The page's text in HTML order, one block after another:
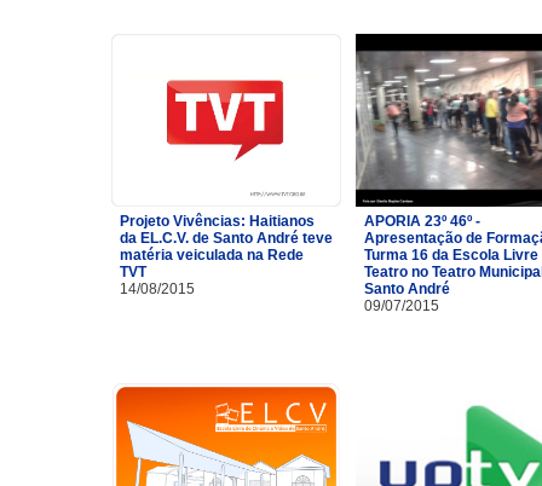
Projeto Vivências: Haitianos
da EL.C.V. de Santo André teve
matéria veiculada na Rede
TVT
14/08/2015
APORIA 23º 46º -
Apresentação de
Turma 16 da Escola Livre
Teatro no Teatro
Santo André
09/07/2015